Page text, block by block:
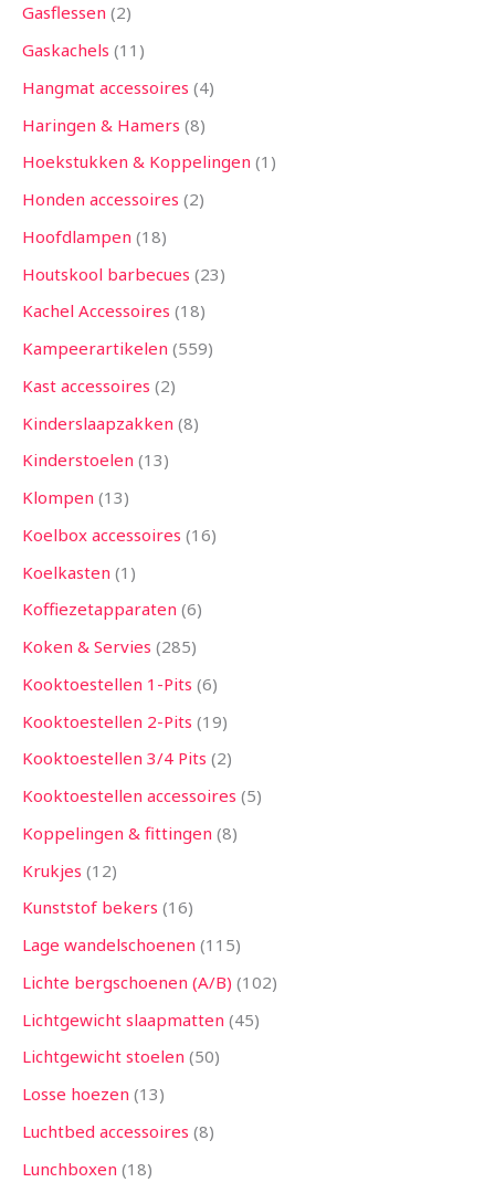
Gasflessen 2
Gaskachels 11
Hangmat accessoires 4
Haringen & Hamers 8
Hoekstukken & Koppelingen 1
Honden accessoires 2
Hoofdlampen 18
Houtskool barbecues 23
Kachel Accessoires 18
Kampeerartikelen 559
Kast accessoires 2
Kinderslaapzakken 8
Kinderstoelen 13
Klompen 13
Koelbox accessoires 16
Koelkasten 1
Koffiezetapparaten 6
Koken & Servies 285
Kooktoestellen 1-Pits 6
Kooktoestellen 2-Pits 19
Kooktoestellen 3/4 Pits 2
Kooktoestellen accessoires 5
Koppelingen & fittingen 8
Krukjes 12
Kunststof bekers 16
Lage wandelschoenen 115
Lichte bergschoenen (A/B) 102
Lichtgewicht slaapmatten 45
Lichtgewicht stoelen 50
Losse hoezen 13
Luchtbed accessoires 8
Lunchboxen 18